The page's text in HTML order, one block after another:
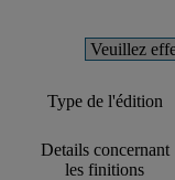
Type de l'édition
Details concernant
les finitions